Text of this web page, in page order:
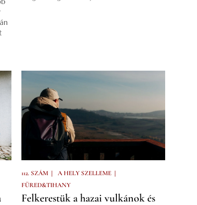
112. SZÁM | A HELY SZELLEME |
FÜRED&TIHANY
Felkerestük a hazai vulkánok és